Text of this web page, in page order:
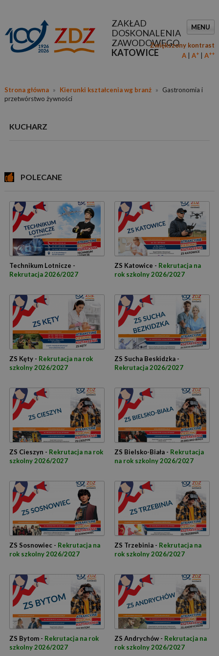
ZAKŁAD
DOSKONALENIA
ZAWODOWEGO
KATOWICE
MENU
Zwiększony kontrast
A
A+ A++
Strona główna » Kierunki kształcenia wg branż »
Gastronomia i
przetwórstwo żywności
KUCHARZ
POLECANE
Technikum Lotnicze -
Rekrutacja 2026/2027
ZS Katowice - Rekrutacja na
rok szkolny 2026/2027
ZS Kęty - Rekrutacja na rok
szkolny 2026/2027
ZS Sucha Beskidzka -
Rekrutacja 2026/2027
ZS Cieszyn - Rekrutacja na rok
szkolny 2026/2027
ZS Bielsko-Biała - Rekrutacja
na rok szkolny 2026/2027
ZS Sosnowiec - Rekrutacja na
rok szkolny 2026/2027
ZS Trzebinia - Rekrutacja na
rok szkolny 2026/2027
ZS Bytom - Rekrutacja na rok
szkolny 2026/2027
ZS Andrychów - Rekrutacja na
rok szkolny 2026/2027